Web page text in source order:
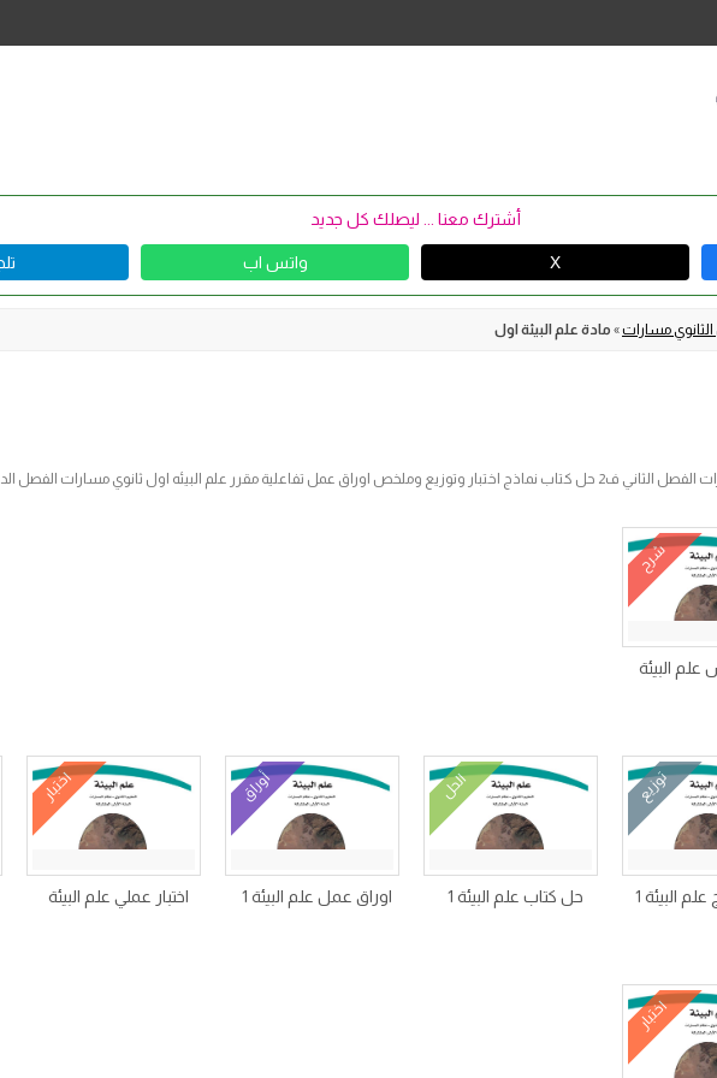
أشترك معنا ... ليصلك كل جديد
X واتس اب
مسارات» مادة علم البيئة اول
مادة علم البيئة للصف الاول الثانوي نظام المسارات الفصل الثاني ف2 حل كتاب نماذج اختبار وتوزيع وملخص اوراق عمل تفاعلية مقرر علم البيئه اول ثانوي
شرح
البيئة
توزيع
البيئة 1
الحل
حل كتاب علم البيئة 1
أوراق
اوراق عمل علم البيئة 1
اختبار
اختبار عملي علم البيئة
اختبار